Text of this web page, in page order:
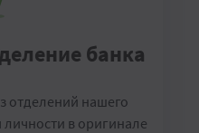
банка
отделений нашего
в оригинале